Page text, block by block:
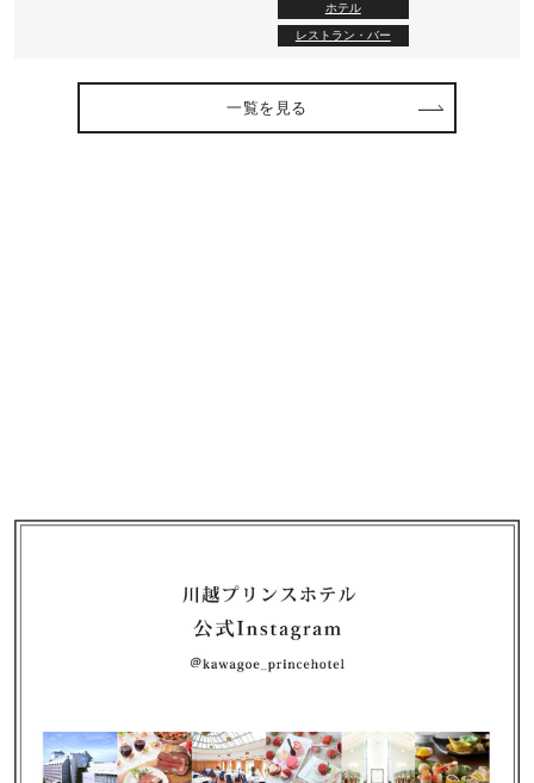
ホテル
レストラン・バー
一覧を見る